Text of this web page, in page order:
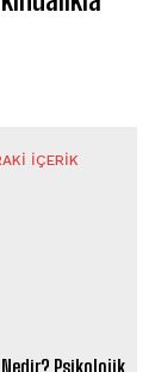
İÇERIK
Psikolojik